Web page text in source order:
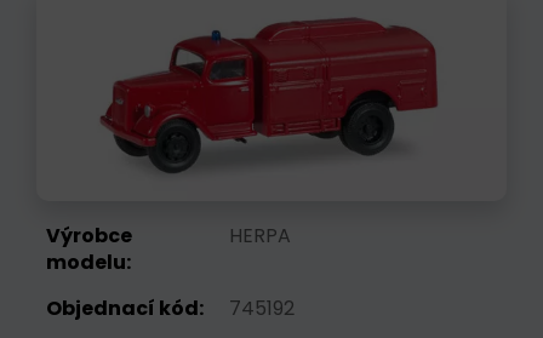
Výrobce
modelu:
HERPA
Objednací kód:
745192